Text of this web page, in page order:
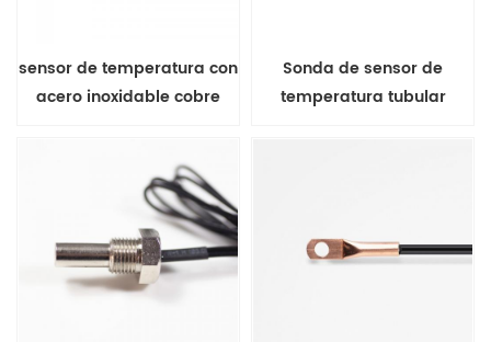
sensor de temperatura con
acero inoxidable cobre
Sonda de sensor de
temperatura tubular